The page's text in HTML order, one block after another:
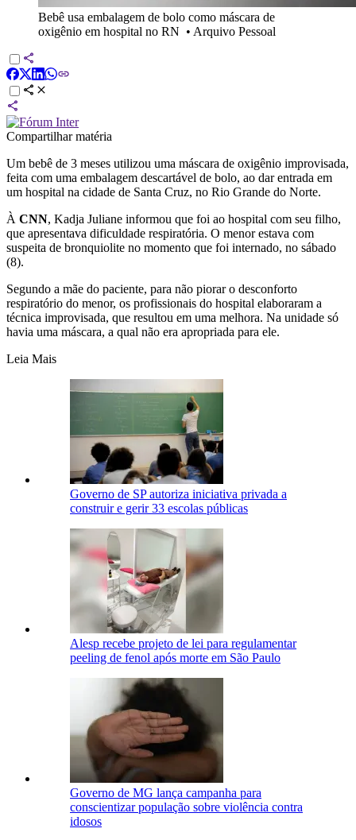
Bebê usa embalagem de bolo como máscara de
oxigênio em hospital no RN • Arquivo Pessoal
Compartilhar matéria
Um bebê de 3 meses utilizou uma máscara de oxigênio improvisada,
feita com uma embalagem descartável de bolo, ao dar entrada em
um hospital na cidade de Santa Cruz, no Rio Grande do Norte.
À CNN, Kadja Juliane informou que foi ao hospital com seu filho,
que apresentava dificuldade respiratória. O menor estava com
suspeita de bronquiolite no momento que foi internado, no sábado
(8).
Segundo a mãe do paciente, para não piorar o desconforto
respiratório do menor, os profissionais do hospital elaboraram a
técnica improvisada, que resultou em uma melhora. Na unidade só
havia uma máscara, a qual não era apropriada para ele.
Leia Mais
Governo de SP autoriza iniciativa privada a
construir e gerir 33 escolas públicas
Alesp recebe projeto de lei para regulamentar
peeling de fenol após morte em São Paulo
Governo de MG lança campanha para
conscientizar população sobre violência contra
idosos